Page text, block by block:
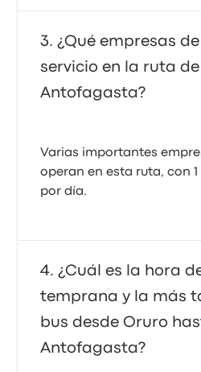
¿Qué empresas
servicio en la ruta
Antofagasta?
Varias importantes
operan en esta ruta, con
por día.
¿Cuál es la hora
temprana y la más
bus desde Oruro
Antofagasta?